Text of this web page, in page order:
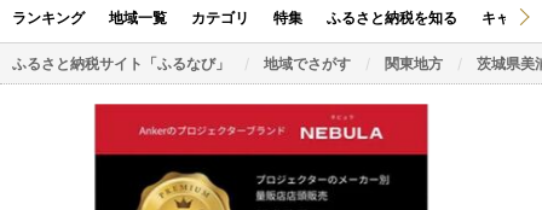
ランキング 地域一覧 カテゴリ 特集 ふるさと納税を知る キャン
ふるさと納税サイト「ふるなび」 地域でさがす 関東地方 茨城県美